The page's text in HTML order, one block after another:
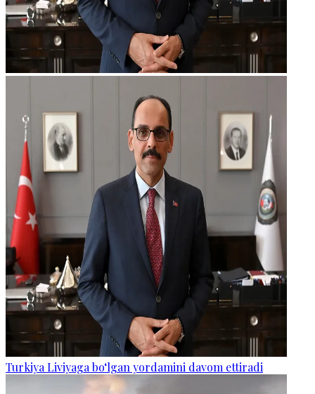
Turkiya Liviyaga bo‘lgan yordamini davom ettiradi